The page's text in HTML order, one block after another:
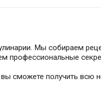
Мы собираем
профессиональные
вы сможете получить